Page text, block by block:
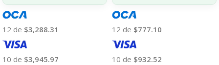
12 de $3,288.31
10 de $3,945.97
12 de $777.10
10 de $932.52